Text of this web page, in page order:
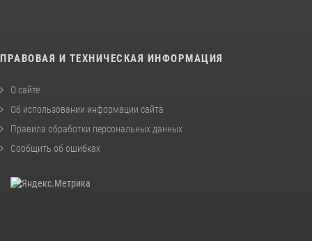
ПРАВОВАЯ И ТЕХНИЧЕСКАЯ ИНФОРМАЦИЯ
О сайте
Об использовании информации сайта
Правила обработки персональных данных
Сообщить об ошибках